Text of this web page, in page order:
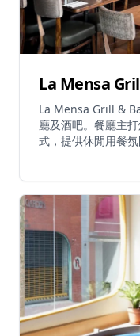
La Mensa
La Mensa Grill &
廳及酒吧。餐廳主
式，提供休閒用餐
用餐和社交聚會提
fusion料理的熱門